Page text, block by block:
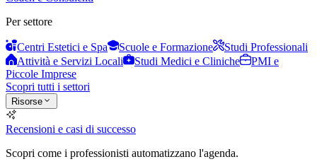
Per settore
Centri Estetici e Spa Scuole e Formazione
Studi Professionali
Attività e Servizi Locali
Studi Medici e Cliniche
PMI e
Piccole Imprese
Scopri tutti i settori
Risorse
Recensioni e casi di successo
Scopri come i professionisti automatizzano l'agenda.